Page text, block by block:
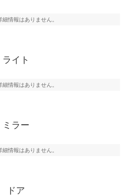
細情報はありません。
ライト
細情報はありません。
ミラー
細情報はありません。
ドア